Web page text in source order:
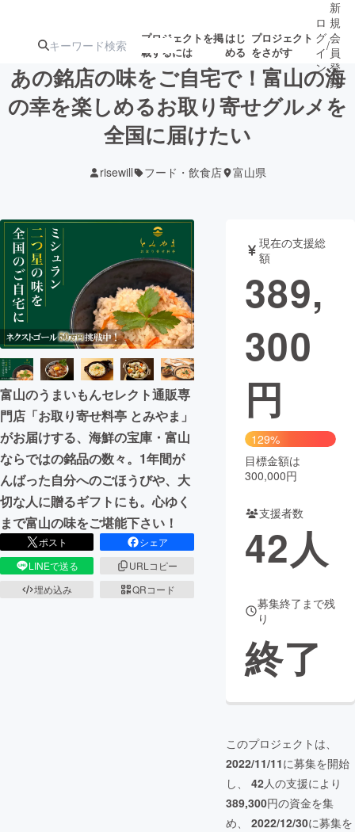
プロジェクトを掲
載するには
はじ
める
プロジェクト
をさがす
注目のリ 注目の新着プロ募集終了が近いプ
ロジェクト
テクノロジー・ガジェット
映像・映画 書籍・雑誌
ビジネス・起業 チャレンジ
まちづくり・地域活性化
CAMPFIRE for Social Good
CAMPFIRE Creation
CAMPFIREふるさと納税machi-ya コミュニティ
ロ
グ
イ
ン
/
新
規
会
員
登
録
あの銘店の味をご自宅で！富山の海
の幸を楽しめるお取り寄せグルメを
全国に届けたい
risewill フード・飲食店 富山県
富山のうまいもんセレクト通販専
門店「お取り寄せ料亭 とみやま」
がお届けする、海鮮の宝庫・富山
ならではの銘品の数々。1年間が
んばった自分へのごほうびや、大
切な人に贈るギフトにも。心ゆく
まで富山の味をご堪能下さい！
ポスト
シェア
LINEで送る
URLコピー
埋め込み
QRコード
現在の支援総
額
389,
300
円
129%
目標金額は
300,000円
支援者数
42人
募集終了まで残
り
終了
このプロジェクトは、
2022/11/11に募集を開始
し、 42人の支援により
389,300円の資金を集
め、 2022/12/30に募集を